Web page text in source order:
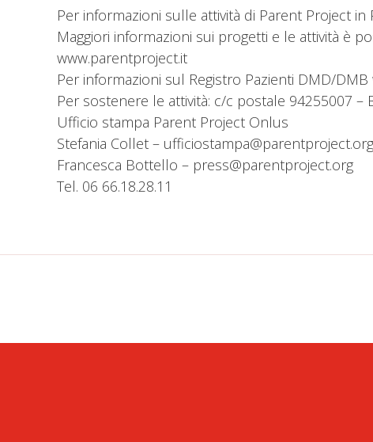
Per informazioni sulle attività di Parent Project
Maggiori informazioni sui progetti e le attività è
www.parentproject.it
Per informazioni sul Registro Pazienti DMD/
Per sostenere le attività: c/c postale 94255007 –
Ufficio stampa Parent Project Onlus
Stefania Collet – ufficiostampa@parentproject.org
Francesca Bottello – press@parentproject.org
Tel. 06 66.18.28.11